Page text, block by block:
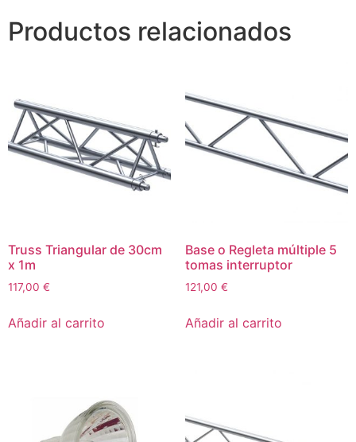
Productos relacionados
Truss Triangular de 30cm
x 1m
117,00 €
Añadir al carrito
Base o Regleta múltiple 5
tomas interruptor
121,00 €
Añadir al carrito